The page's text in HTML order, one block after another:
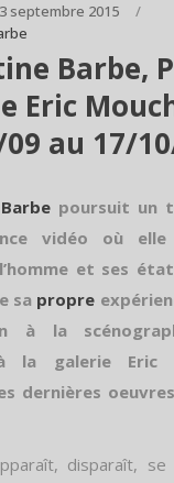
septembre 2015
Barbe,
Eric
au 17/
poursuit un
vidéo où
et ses
sa propre
à la
la galerie Eric
dernières
disparaît,